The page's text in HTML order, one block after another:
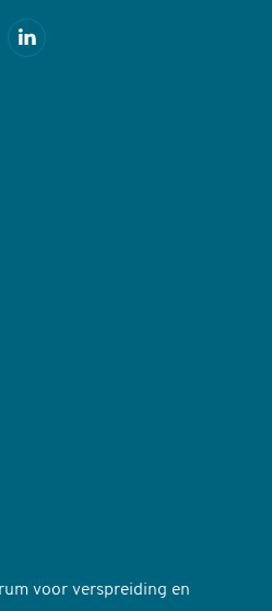
Linkedin
voor verspreiding en